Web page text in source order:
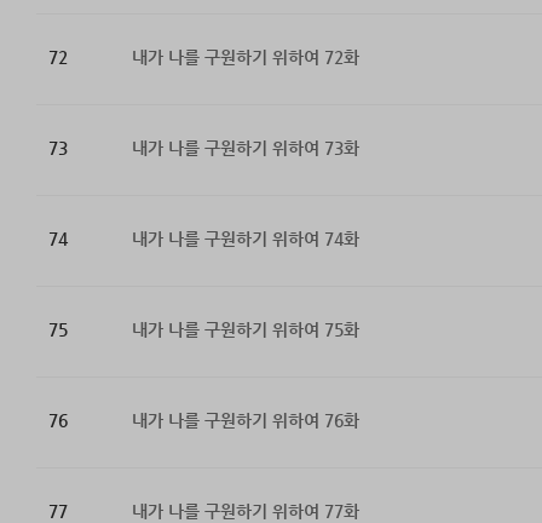
72 내가 나를 구원하기 위하여 72화
73 내가 나를 구원하기 위하여 73화
74 내가 나를 구원하기 위하여 74화
75 내가 나를 구원하기 위하여 75화
76 내가 나를 구원하기 위하여 76화
77 내가 나를 구원하기 위하여 77화